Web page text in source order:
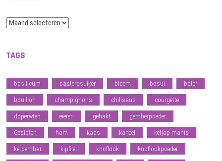
Archief
TAGS
basilicum basterdsuiker bloem bosui boter
bouillon champignons chilisaus courgette
doperwten eieren gehakt gemberpoeder
Gesloten ham kaas kaneel ketjap manis
ketoembar kipfilet knoflook knoflookpoeder